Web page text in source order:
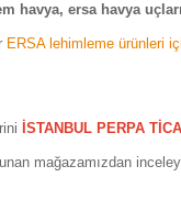
havya, ersa havya
ERSA lehimleme ürünleri
İSTANBUL PERPA
mağazamızdan